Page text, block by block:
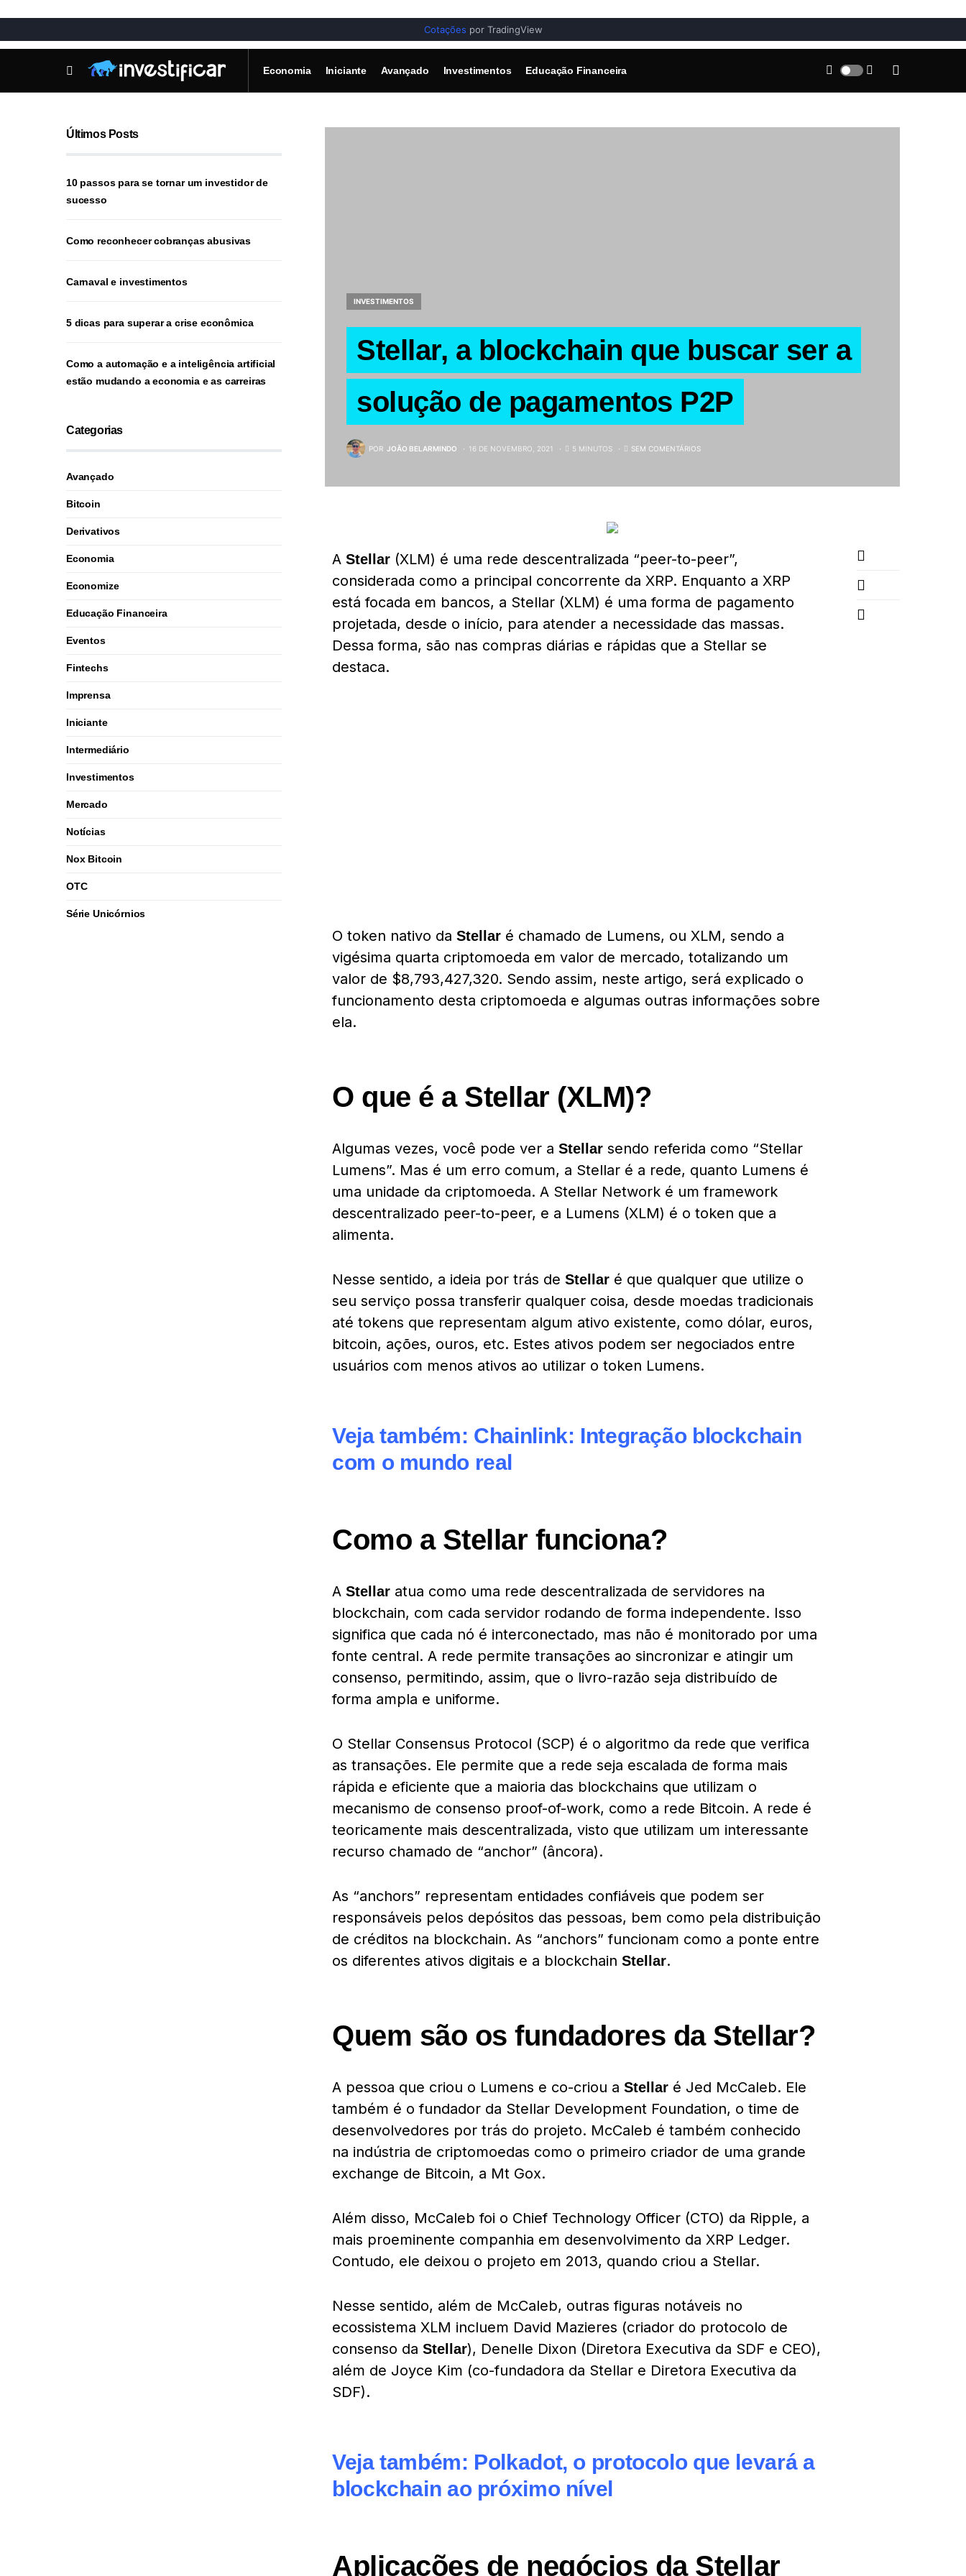
Cotações por TradingView
Economia Iniciante Avançado Investimentos Educação Financeira
INVESTIMENTOS
Stellar, a blockchain que buscar ser a
solução de pagamentos P2P
POR JOÃO BELARMINDO 16 DE NOVEMBRO, 2021 5 MINUTOS SEM COMENTÁRIOS
A Stellar (XLM) é uma rede descentralizada “peer-to-peer”,
considerada como a principal concorrente da XRP. Enquanto a XRP
está focada em bancos, a Stellar (XLM) é uma forma de pagamento
projetada, desde o início, para atender a necessidade das massas.
Dessa forma, são nas compras diárias e rápidas que a Stellar se
destaca.
O token nativo da Stellar é chamado de Lumens, ou XLM, sendo a
vigésima quarta criptomoeda em valor de mercado, totalizando um
valor de $8,793,427,320. Sendo assim, neste artigo, será explicado o
funcionamento desta criptomoeda e algumas outras informações sobre
ela.
O que é a Stellar (XLM)?
Algumas vezes, você pode ver a Stellar sendo referida como “Stellar
Lumens”. Mas é um erro comum, a Stellar é a rede, quanto Lumens é
uma unidade da criptomoeda. A Stellar Network é um framework
descentralizado peer-to-peer, e a Lumens (XLM) é o token que a
alimenta.
Nesse sentido, a ideia por trás de Stellar é que qualquer que utilize o
seu serviço possa transferir qualquer coisa, desde moedas tradicionais
até tokens que representam algum ativo existente, como dólar, euros,
bitcoin, ações, ouros, etc. Estes ativos podem ser negociados entre
usuários com menos ativos ao utilizar o token Lumens.
Veja também: Chainlink: Integração blockchain
com o mundo real
Como a Stellar funciona?
A Stellar atua como uma rede descentralizada de servidores na
blockchain, com cada servidor rodando de forma independente. Isso
significa que cada nó é interconectado, mas não é monitorado por uma
fonte central. A rede permite transações ao sincronizar e atingir um
consenso, permitindo, assim, que o livro-razão seja distribuído de
forma ampla e uniforme.
O Stellar Consensus Protocol (SCP) é o algoritmo da rede que verifica
as transações. Ele permite que a rede seja escalada de forma mais
rápida e eficiente que a maioria das blockchains que utilizam o
mecanismo de consenso proof-of-work, como a rede Bitcoin. A rede é
teoricamente mais descentralizada, visto que utilizam um interessante
recurso chamado de “anchor” (âncora).
As “anchors” representam entidades confiáveis que podem ser
responsáveis pelos depósitos das pessoas, bem como pela distribuição
de créditos na blockchain. As “anchors” funcionam como a ponte entre
os diferentes ativos digitais e a blockchain Stellar.
Quem são os fundadores da Stellar?
A pessoa que criou o Lumens e co-criou a Stellar é Jed McCaleb. Ele
também é o fundador da Stellar Development Foundation, o time de
desenvolvedores por trás do projeto. McCaleb é também conhecido
na indústria de criptomoedas como o primeiro criador de uma grande
exchange de Bitcoin, a Mt Gox.
Além disso, McCaleb foi o Chief Technology Officer (CTO) da Ripple, a
mais proeminente companhia em desenvolvimento da XRP Ledger.
Contudo, ele deixou o projeto em 2013, quando criou a Stellar.
Nesse sentido, além de McCaleb, outras figuras notáveis no
ecossistema XLM incluem David Mazieres (criador do protocolo de
consenso da Stellar), Denelle Dixon (Diretora Executiva da SDF e CEO),
além de Joyce Kim (co-fundadora da Stellar e Diretora Executiva da
SDF).
Veja também: Polkadot, o protocolo que levará a
blockchain ao próximo nível
Aplicações de negócios da Stellar
Últimos Posts
10 passos para se tornar um investidor de
sucesso
Como reconhecer cobranças abusivas
Carnaval e investimentos
5 dicas para superar a crise econômica
Como a automação e a inteligência artificial
estão mudando a economia e as carreiras
Categorias
Avançado
Bitcoin
Derivativos
Economia
Economize
Educação Financeira
Eventos
Fintechs
Imprensa
Iniciante
Intermediário
Investimentos
Mercado
Notícias
Nox Bitcoin
OTC
Série Unicórnios